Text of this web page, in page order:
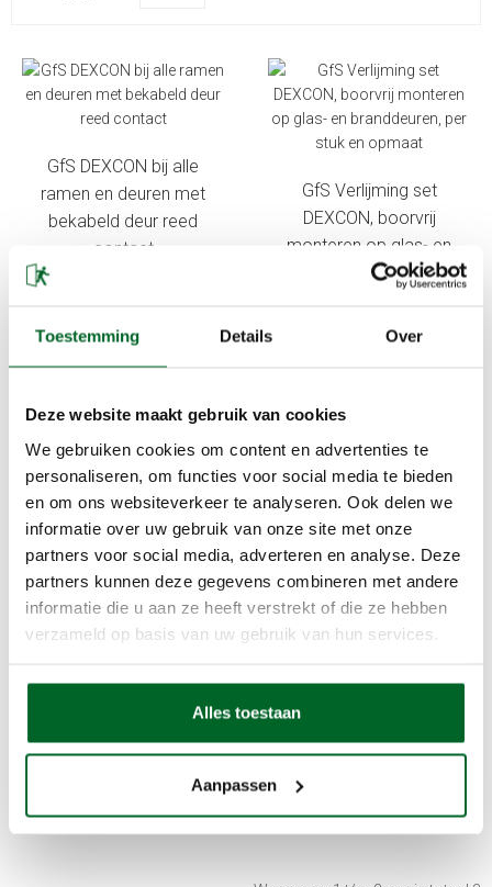
Toestemming Details Over
Deze website maakt gebruik van cookies
We gebruiken cookies om content en advertenties te
personaliseren, om functies voor social media te bieden
en om ons websiteverkeer te analyseren. Ook delen we
informatie over uw gebruik van onze site met onze
partners voor social media, adverteren en analyse. Deze
partners kunnen deze gegevens combineren met andere
informatie die u aan ze heeft verstrekt of die ze hebben
verzameld op basis van uw gebruik van hun services.
Alles toestaan
Aanpassen
GfS DEXCON bij alle
ramen en deuren met
bekabeld deur reed
contact
GfS Verlijming set
DEXCON, boorvrij
monteren op glas- en
branddeuren, per stuk en
12,38
Draadloze zender
moduler 868,6Mhz, 2